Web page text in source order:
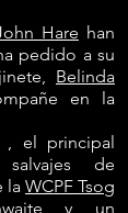
Hare han
pedido a su
Belinda
en la
, el principal
de
la WCPF Tsog
y un